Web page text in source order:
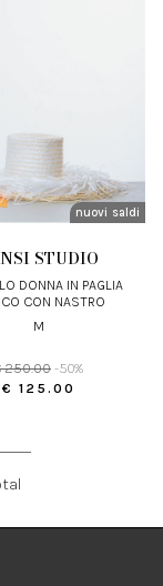
nuovi arrivi
saldi
STUDIO
CON NASTRO
M
250.00-50%
€ 125.00